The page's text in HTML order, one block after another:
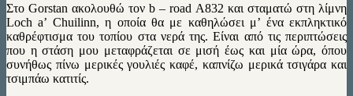
Στο Gorstan ακολουθώ τον b – road Α832 και σταματώ στη λίμνη
Loch a’ Chuilinn, η οποία θα με καθηλώσει μ’ ένα εκπληκτικό
καθρέφτισμα του τοπίου στα νερά της. Eίναι από τις περιπτώσεις
που η στάση μου μεταφράζεται σε μισή έως και μία ώρα, όπου
συνήθως πίνω μερικές γουλιές καφέ, καπνίζω μερικά τσιγάρα και
τσιμπάω κατιτίς.